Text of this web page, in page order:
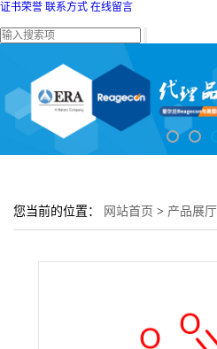
证书荣誉 联系方式 在线留言
您当前的位置： 网站首页 > 产品展厅